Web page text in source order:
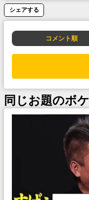
シェアする
コメント順
同じお題のボケ